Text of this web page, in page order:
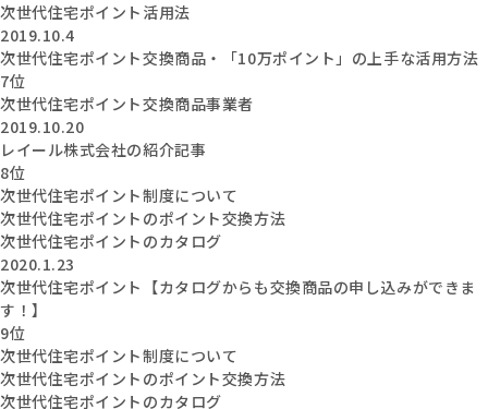
次世代住宅ポイント活用法
2019.10.4
次世代住宅ポイント交換商品・「10万ポイント」の上手な活用方法
7位
次世代住宅ポイント交換商品事業者
2019.10.20
レイール株式会社の紹介記事
8位
次世代住宅ポイント制度について
次世代住宅ポイントのポイント交換方法
次世代住宅ポイントのカタログ
2020.1.23
次世代住宅ポイント【カタログからも交換商品の申し込みができま
す！】
9位
次世代住宅ポイント制度について
次世代住宅ポイントのポイント交換方法
次世代住宅ポイントのカタログ